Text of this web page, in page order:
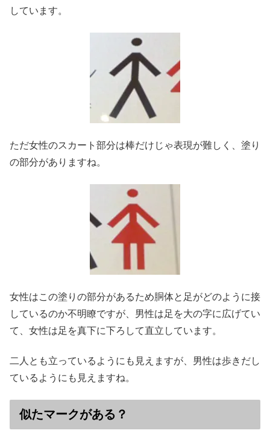
しています。
ただ女性のスカート部分は棒だけじゃ表現が難しく、塗り
の部分がありますね。
女性はこの塗りの部分があるため胴体と足がどのように接
しているのか不明瞭ですが、男性は足を大の字に広げてい
て、女性は足を真下に下ろして直立しています。
二人とも立っているようにも見えますが、男性は歩きだし
ているようにも見えますね。
似たマークがある？